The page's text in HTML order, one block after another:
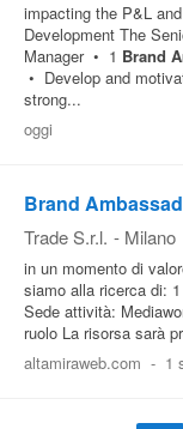
impacting the P&L
Development The
Manager • 1 Brand
• Develop and
strong...
oggi
Brand
Trade S.r.l. - Milano
in un momento di
siamo alla ricerca di: 1
Sede attività:
ruolo La risorsa sarà
altamiraweb.com - 1